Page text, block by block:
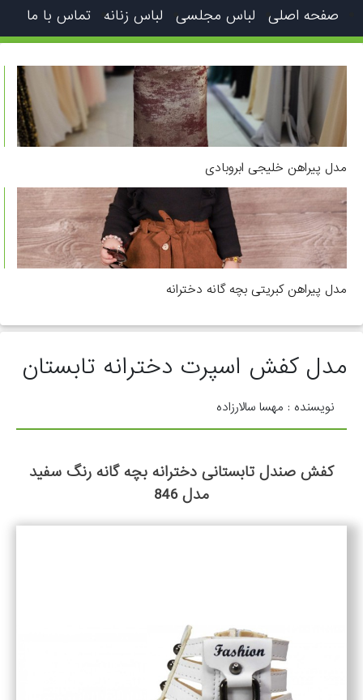
صفحه اصلی لباس مجلسی لباس زنانه تماس با ما
مدل پیراهن خلیجی ابروبادی
مدل پیراهن کبریتی بچه گانه دخترانه
مدل کفش اسپرت دخترانه تابستان
نویسنده : مهسا سالارزاده
کفش صندل تابستانی دخترانه بچه گانه رنگ سفید
مدل 846